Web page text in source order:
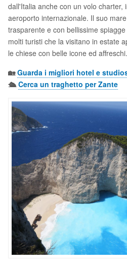
dall'Italia anche con un volo charter,
aeroporto internazionale. Il suo
trasparente e con bellissime
molti turisti che la visitano in estate
le chiese con belle icone ed affreschi.
🏡Guarda i migliori hotel e
🛳️ Cerca un traghetto per Zante